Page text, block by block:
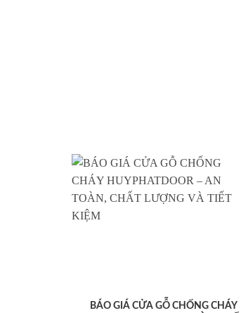
BÁO GIÁ CỬA GỖ CHỐNG CHÁY